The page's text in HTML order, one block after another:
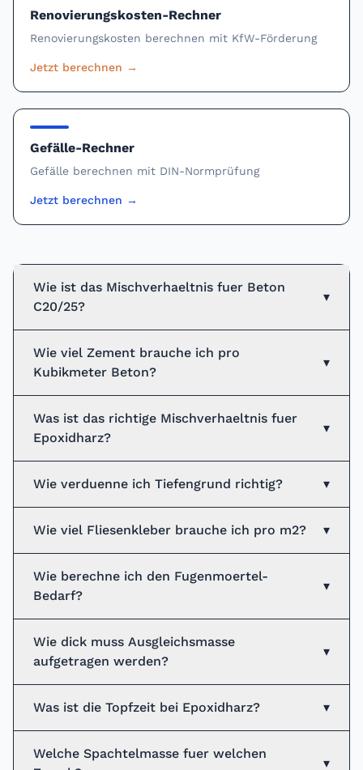
Renovierungskosten-Rechner
Renovierungskosten berechnen mit KfW-Förderung
Jetzt berechnen →
Gefälle-Rechner
Gefälle berechnen mit DIN-Normprüfung
Jetzt berechnen →
Wie ist das Mischverhaeltnis fuer Beton
C20/25?
▾
Wie viel Zement brauche ich pro
Kubikmeter Beton?
▾
Was ist das richtige Mischverhaeltnis fuer
Epoxidharz?
▾
Wie verduenne ich Tiefengrund richtig? ▾
Wie viel Fliesenkleber brauche ich pro m2? ▾
Wie berechne ich den Fugenmoertel-
Bedarf?
▾
Wie dick muss Ausgleichsmasse
aufgetragen werden?
▾
Was ist die Topfzeit bei Epoxidharz? ▾
Welche Spachtelmasse fuer welchen
▾